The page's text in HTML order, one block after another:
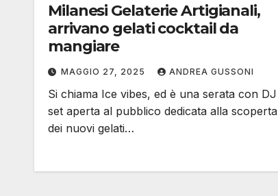
Milanesi Gelaterie Artigianali,
arrivano gelati cocktail da
mangiare
MAGGIO 27, 2025 ANDREA GUSSONI
Si chiama Ice vibes, ed è una serata con DJ
set aperta al pubblico dedicata alla scoperta
dei nuovi gelati…